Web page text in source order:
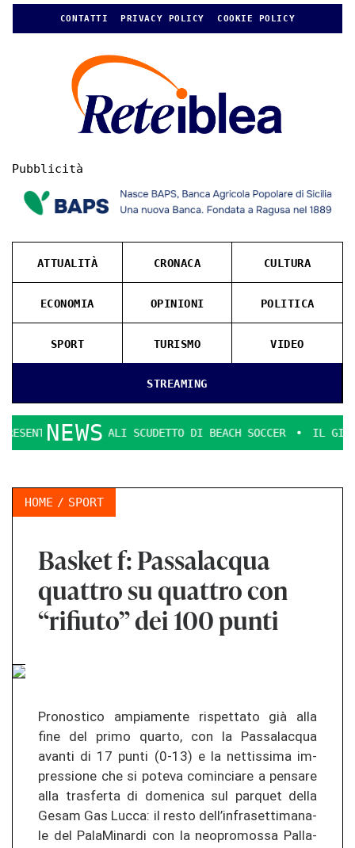
CONTATTI PRIVACY POLICY COOKIE POLICY
Pubblicità
STREAMING
ATTUALITÀ CRONACA CULTURA
ECONOMIA OPINIONI POLITICA
SPORT TURISMO VIDEO
NEWS
FINALI SCUDETTO DI BEACH SOCCER IL GIOCO SI FA
HOME SPORT
Basket f: Passalacqua
quattro su quattro con
“rifiuto” dei 100 punti
Pro­no­sti­co am­pia­men­te ris­pet­ta­to già alla
fine del primo quar­to, con la Pas­sa­lac­qua
avan­ti di 17 punti (0-13) e la net­tis­si­ma im­
pres­sio­ne che si po­te­va co­mincia­re a pen­sa­re
alla tras­fer­ta di do­me­ni­ca sul par­quet della
Gesam Gas Lucca: il resto dell’in­fra­set­ti­ma­na­
le del Pa­la­Mi­nar­di con la neo­pro­mos­sa Pal­la­